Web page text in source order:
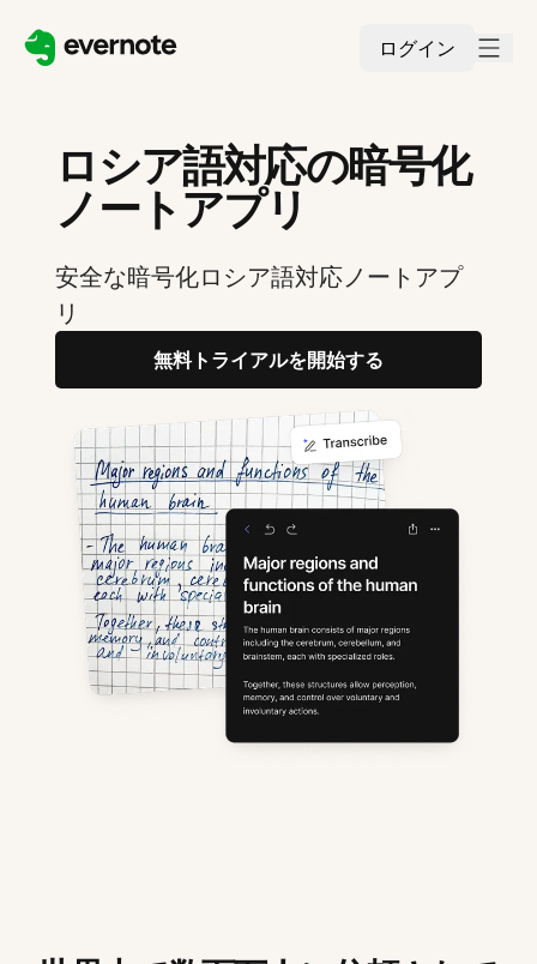
ログイン
ロシア語対応の暗号化
ノートアプリ
安全な暗号化ロシア語対応ノートアプ
リ
無料トライアルを開始する